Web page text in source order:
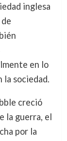
inglesa
en lo
la sociedad.
creció
la guerra, el
por la